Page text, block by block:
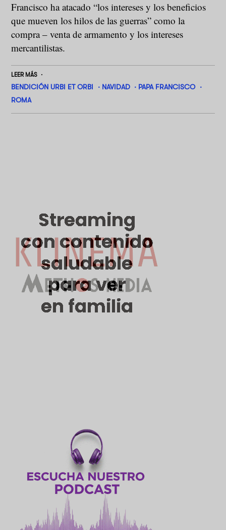
Francisco ha atacado “los intereses y los beneficios
que mueven los hilos de las guerras” como la
compra – venta de armamento y los intereses
mercantilistas.
LEER MÁS
BENDICIÓN URBI ET ORBI NAVIDAD
PAPA FRANCISCO
ROMA